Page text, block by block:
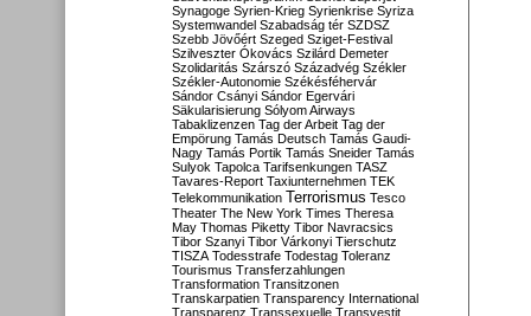
Synagoge Syrien-Krieg Syrienkrise Syriza
Systemwandel Szabadság tér SZDSZ
Szebb Jövőért Szeged Sziget-Festival
Szilveszter Ókovács Szilárd Demeter
Szolidaritás Szárszó Századvég Székler
Székler-Autonomie Székésféhervár
Sándor Csányi Sándor Egervári
Säkularisierung Sólyom Airways
Tabaklizenzen Tag der Arbeit Tag der
Empörung Tamás Deutsch Tamás Gaudi-
Nagy Tamás Portik Tamás Sneider Tamás
Sulyok Tapolca Tarifsenkungen TASZ
Tavares-Report Taxiunternehmen TEK
Telekommunikation Terrorismus Tesco
Theater The New York Times Theresa
May Thomas Piketty Tibor Navracsics
Tibor Szanyi Tibor Várkonyi Tierschutz
TISZA Todesstrafe Todestag Toleranz
Tourismus Transferzahlungen
Transformation Transitzonen
Transkarpatien Transparency International
Transparenz Transsexuelle Transvestit